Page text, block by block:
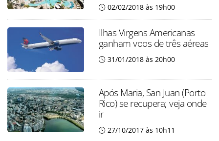
02/02/2018 às 19h00
Ilhas Virgens Americanas
ganham voos de três aéreas
31/01/2018 às 20h00
Após Maria, San Juan (Porto
Rico) se recupera; veja onde
ir
27/10/2017 às 10h11